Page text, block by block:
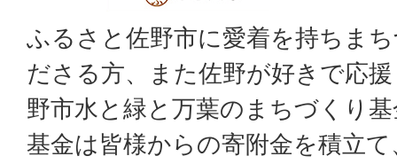
ふるさと佐野市に愛着を持ちま
ださる方、また佐野が好きで応
野市水と緑と万葉のまちづくり
基金は皆様からの寄附金を積立